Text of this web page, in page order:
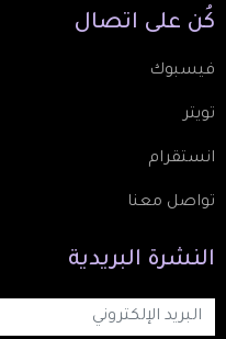
كُن على اتصال
فيسبوك
تويتر
انستقرام
تواصل معنا
النشرة البريدية